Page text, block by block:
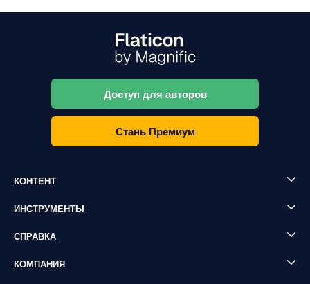
Доступ для авторов
Стань Премиум
КОНТЕНТ
ИНСТРУМЕНТЫ
СПРАВКА
КОМПАНИЯ